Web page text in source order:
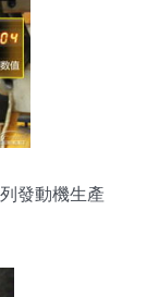
發動機生產